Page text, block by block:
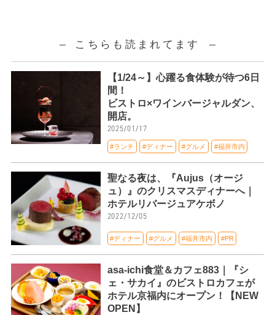
こちらも読まれてます
【1/24～】心躍る食体験が待つ6日
間！
ビストロ×ワインバージャルダン、
開店。
2025/01/17
#ランチ #ディナー #グルメ #福井市内
聖なる夜は、『Aujus（オージ
ュ）』のクリスマスディナーへ｜
ホテルリバージュアケボノ
2022/12/05
#ディナー #グルメ #福井市内 #PR
asa-ichi食堂＆カフェ883｜『シ
ェ・サカイ』のビストロカフェが
ホテル京福内にオープン！【NEW
OPEN】